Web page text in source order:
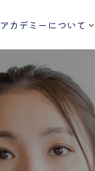
アカデミーについて